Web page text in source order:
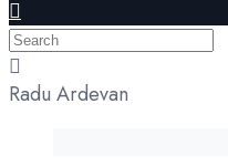
Radu Ardevan